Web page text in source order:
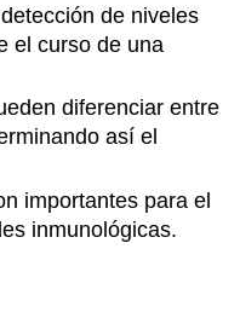
de niveles
el curso de una
diferenciar entre
así el
importantes para el
inmunológicas.